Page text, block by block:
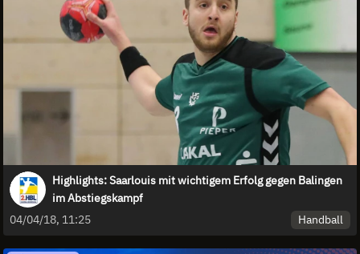
Highlights: Saarlouis mit wichtigem Erfolg gegen Balingen
im Abstiegskampf
04/04/18, 11:25
Handball